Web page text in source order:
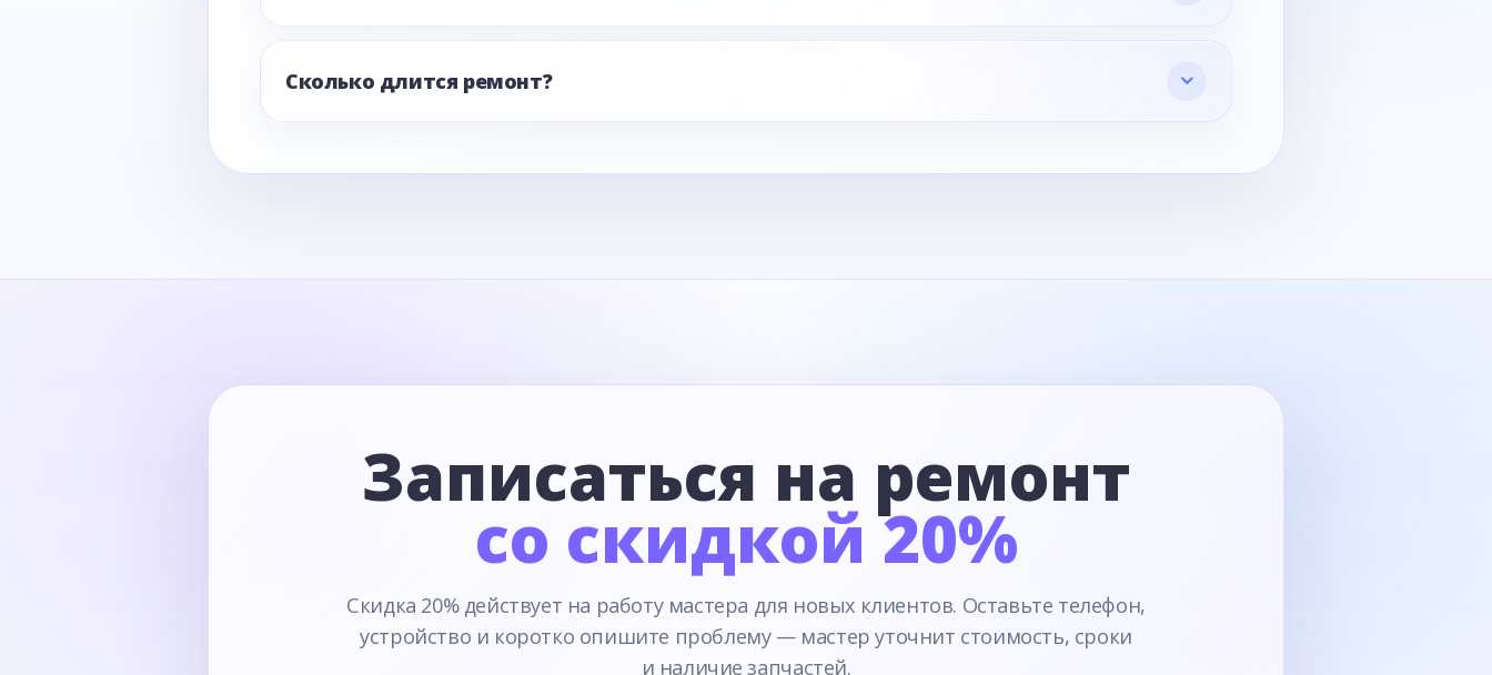
Сколько длится ремонт?
Записаться на ремонт
со скидкой 20%
Скидка 20% действует на работу мастера для новых клиентов. Оставьте телефон,
устройство и коротко опишите проблему — мастер уточнит стоимость, сроки
и наличие запчастей.